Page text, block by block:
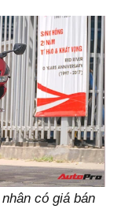
có giá bán